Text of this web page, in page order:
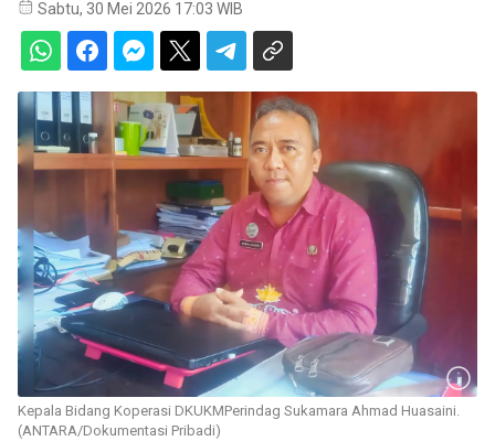
Sabtu, 30 Mei 2026 17:03 WIB
Kepala Bidang Koperasi DKUKMPerindag Sukamara Ahmad Huasaini.
(ANTARA/Dokumentasi Pribadi)